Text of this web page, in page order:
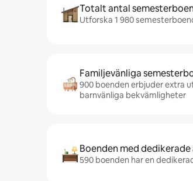
Totalt antal
Utforska 1 980
Familjevänliga
900 boenden erbjuder extra
barnvänliga bekvämligheter
Boenden med
590 boenden har en